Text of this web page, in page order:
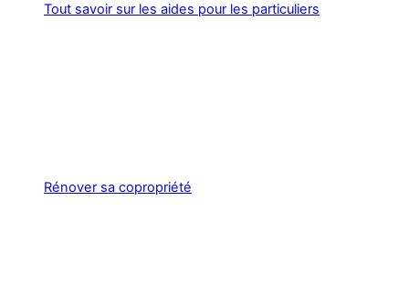
Tout savoir sur les aides pour les particuliers
Rénover sa copropriété